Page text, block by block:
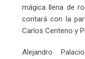
mágica llena de
contará con la
Carlos Centeno y
Alejandro